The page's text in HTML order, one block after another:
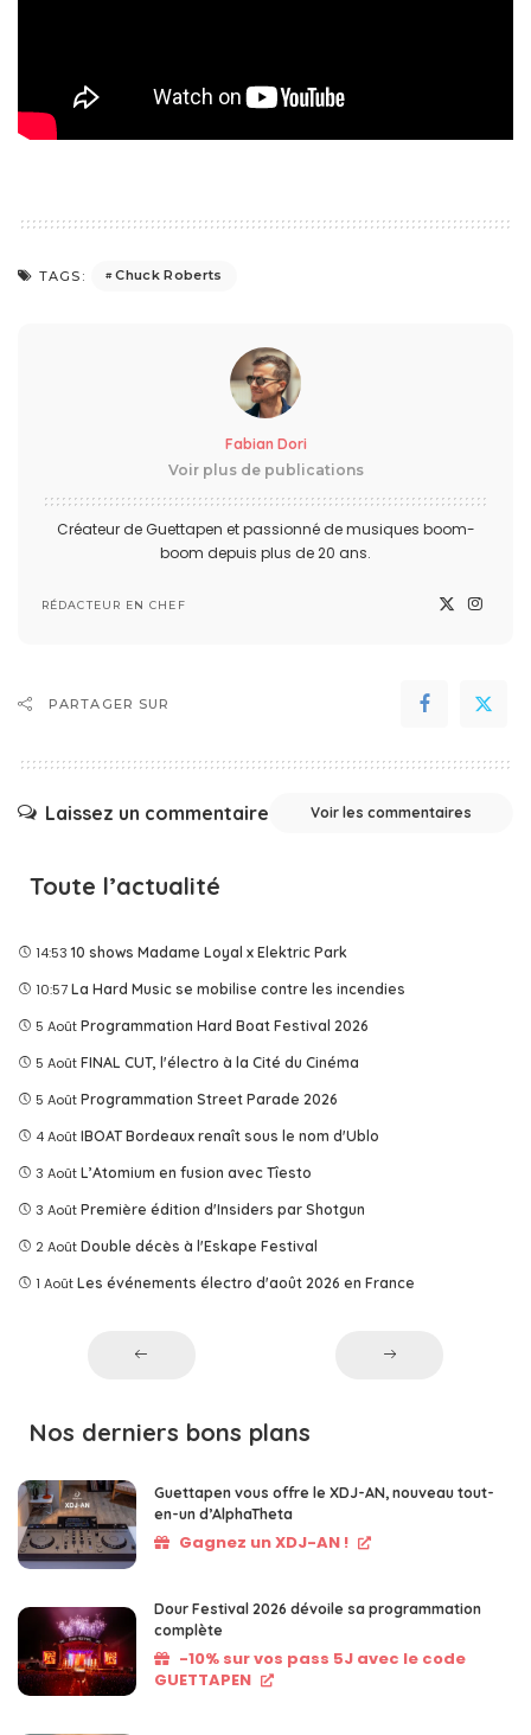
TAGS: Chuck Roberts
Fabian Dori
Voir plus de publications
Créateur de Guettapen et passionné de musiques boom-
boom depuis plus de 20 ans.
RÉDACTEUR EN CHEF
PARTAGER SUR
Laissez un commentaire Voir les commentaires
Toute l’actualité
14:53 10 shows Madame Loyal x Elektric Park
10:57 La Hard Music se mobilise contre les incendies
5 Août Programmation Hard Boat Festival 2026
5 Août FINAL CUT, l'électro à la Cité du Cinéma
5 Août Programmation Street Parade 2026
4 Août IBOAT Bordeaux renaît sous le nom d'Ublo
3 Août L’Atomium en fusion avec Tîesto
3 Août Première édition d'Insiders par Shotgun
2 Août Double décès à l'Eskape Festival
1 Août Les événements électro d'août 2026 en France
Nos derniers bons plans
Guettapen vous offre le XDJ-AN, nouveau tout-
en-un d’AlphaTheta
Gagnez un XDJ-AN !
Dour Festival 2026 dévoile sa programmation
complète
-10% sur vos pass 5J avec le code
GUETTAPEN